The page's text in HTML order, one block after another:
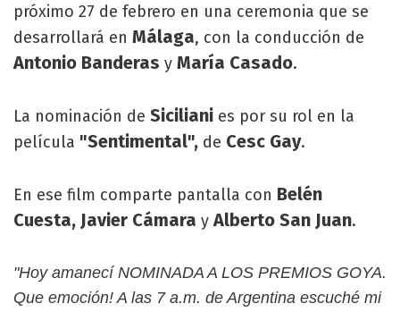
próximo 27 de febrero en una ceremonia que se
desarrollará en Málaga, con la conducción de
Antonio Banderas y María Casado.
La nominación de Siciliani es por su rol en la
película "Sentimental", de Cesc Gay.
En ese film comparte pantalla con Belén
Cuesta, Javier Cámara yAlberto San Juan.
"Hoy amanecí NOMINADA A LOS PREMIOS GOYA.
Que emoción! A las 7 a.m. de Argentina escuché mi